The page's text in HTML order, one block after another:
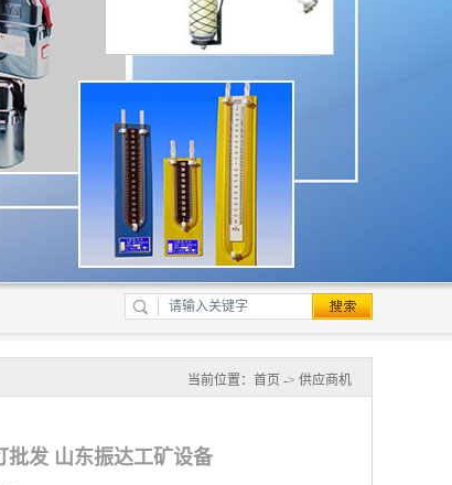
当前位置： 首页 -> 供应商机
发 山东振达工矿设备